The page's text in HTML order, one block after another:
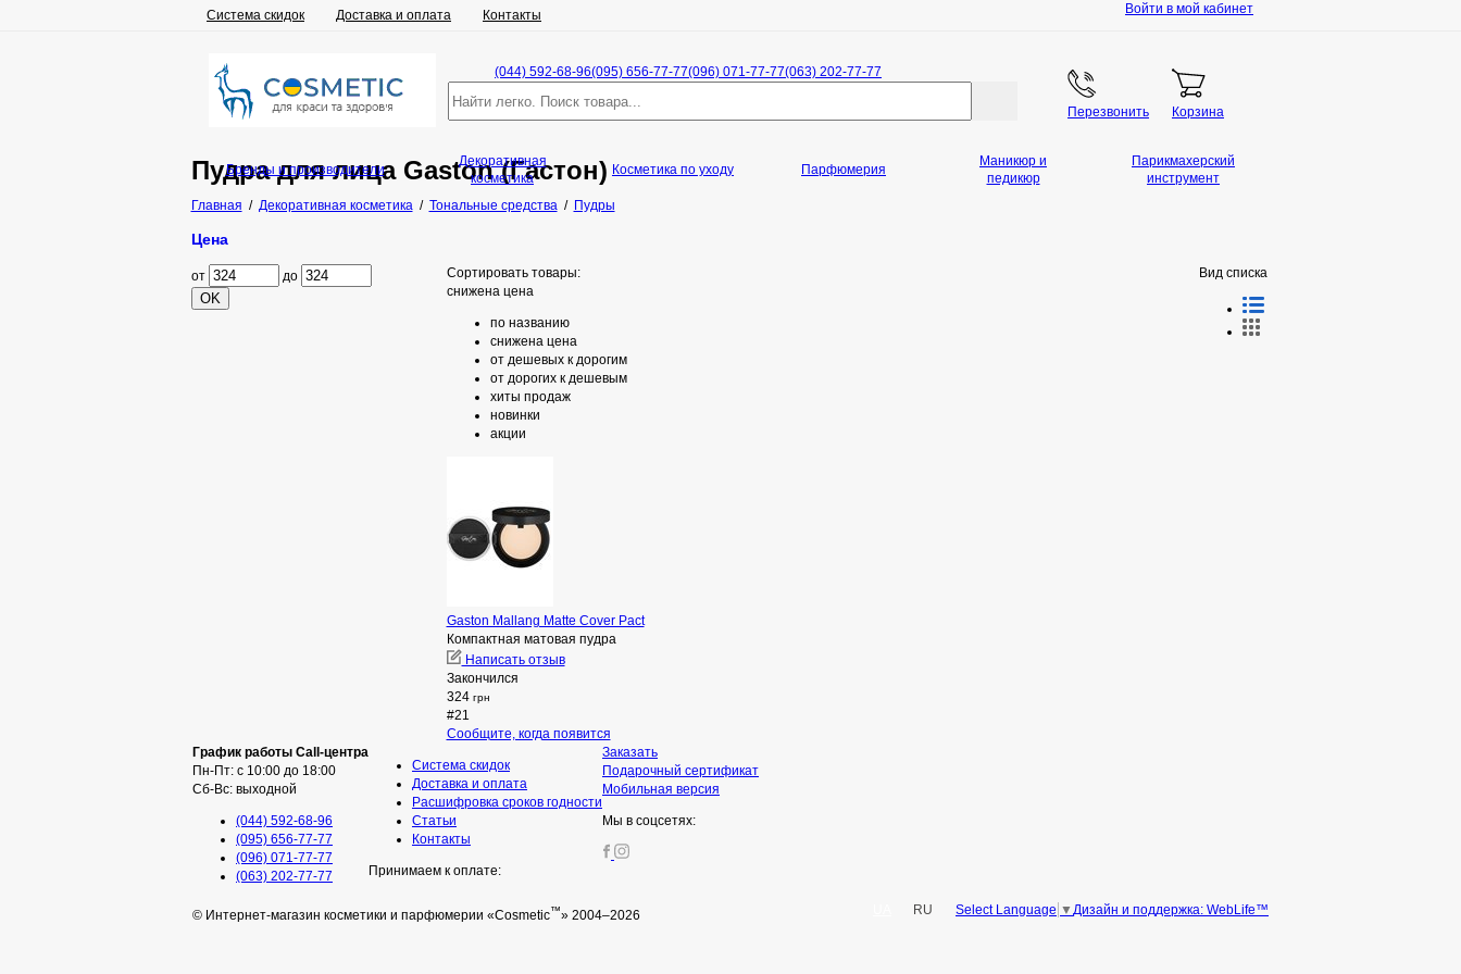
Система скидок Доставка и оплата Контакты Войти в мой кабинет
(044) 592-68-96(095) 656-77-77(096) 071-77-77(063) 202-77-77
Перезвонить Корзина
Пудра для лица Gaston (Гастон)
Главная / Декоративная косметика/ Тональные средства/ Пудры
Вид списка
Сортировать товары:
снижена цена
по названию
снижена цена
от дешевых к дорогим
от дорогих к дешевым
хиты продаж
новинки
акции
Gaston Mallang Matte Cover Pact
Компактная матовая пудра
Написать отзыв
Закончился
324 грн
#21
Сообщите, когда появится
Бренды и производители
Декоративная
косметика
Косметика по уходу Парфюмерия
Маникюр и
педикюр
Парикмахерский
инструмент
Цена
от до
OK
График работы Call-центра
Пн-Пт: с 10:00 до 18:00
Сб-Вс: выходной
(044) 592-68-96
(095) 656-77-77
(096) 071-77-77
(063) 202-77-77
Система скидок
Доставка и оплата
Расшифровка сроков годности
Статьи
Контакты
Принимаем к оплате:
Заказать
Подарочный сертификат
Мобильная версия
Мы в соцсетях:
© Интернет-магазин косметики и парфюмерии «Cosmetic™» 2004–2026 Дизайн и поддержка: WebLife™
Select Language ▼
RU